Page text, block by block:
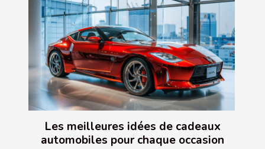
Les meilleures idées de cadeaux
automobiles pour chaque occasion